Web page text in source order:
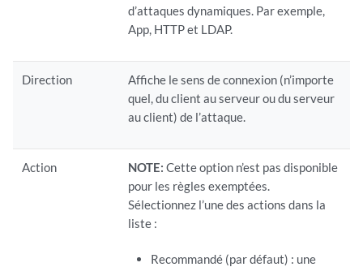
d’attaques dynamiques. Par exemple,
App, HTTP et LDAP.
Direction
Affiche le sens de connexion (n’importe
quel, du client au serveur ou du serveur
au client) de l’attaque.
Action NOTE: Cette option n’est pas disponible
pour les règles exemptées.
Sélectionnez l’une des actions dans la
liste :
Recommandé (par défaut) : une